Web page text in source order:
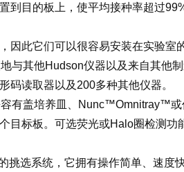
到目的板上，使平均接种率超过
因此它们可以很容易安装在实验室
与其他Hudson仪器以及来自其他
码读取器以及200多种其他仪器。
有盖培养皿、Nunc™Omnitray™或
目标板。可选荧光或Halo圈检测功
挑选系统，它拥有操作简单、速度